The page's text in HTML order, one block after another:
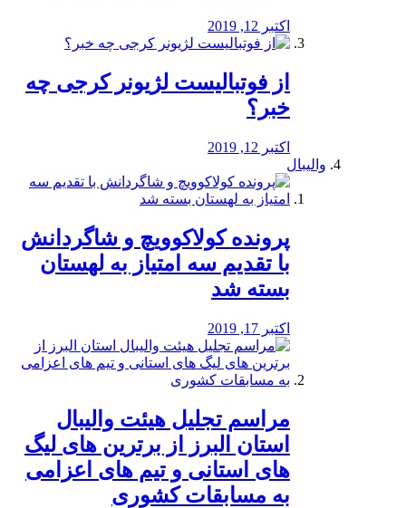
اکتبر 12, 2019
از فوتبالیست لژیونر کرجی چه
خبر؟
اکتبر 12, 2019
والیبال
پرونده کولاکوویچ و شاگردانش
با تقدیم سه امتیاز به لهستان
بسته شد
اکتبر 17, 2019
مراسم تجلیل هیئت والیبال
استان البرز از برترین های لیگ
های استانی و تیم های اعزامی
به مسابقات کشوری